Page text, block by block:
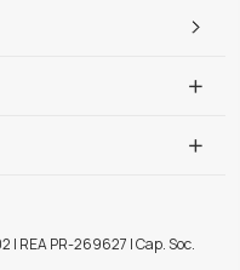
| REA PR-269627 | Cap. Soc.